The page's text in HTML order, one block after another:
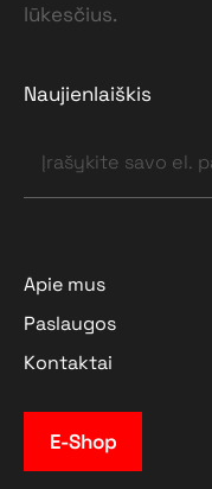
lūkesčius.
Naujienlaiškis
Apie mus
Paslaugos
Kontaktai
E-Shop